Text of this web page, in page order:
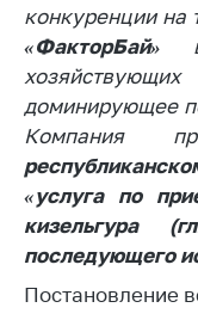
Ценовая
Торговля и
контроль
Защита
конкуренции на
«ФакторБай» в
доминирующее
Компания
«услуга по
кизельгура
последующего
Постановление